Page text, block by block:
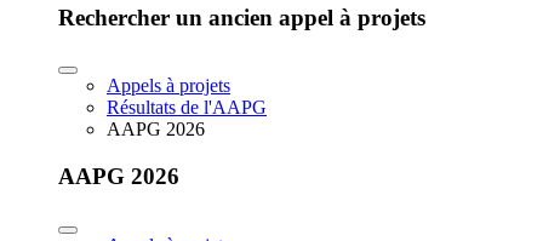
Rechercher un ancien appel à projets
Appels à projets
Résultats de l'AAPG
AAPG 2026
AAPG 2026